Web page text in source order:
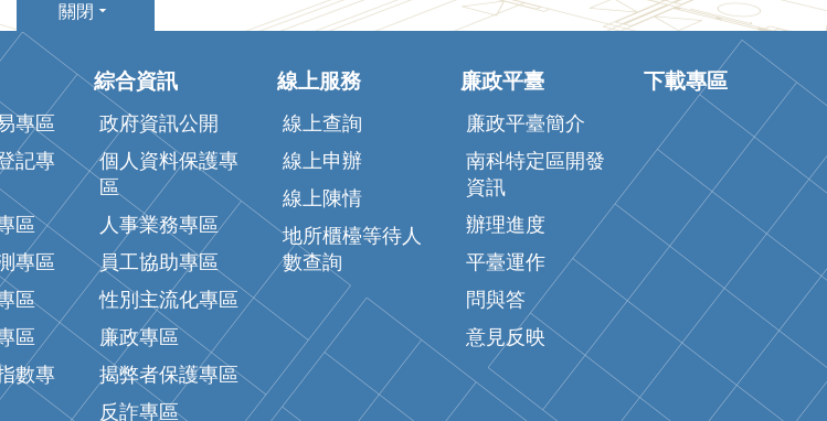
關閉
專區
記專
區
專區
區
區
數專
綜合資訊
政府資訊公開
個人資料保護專
區
人事業務專區
員工協助專區
性別主流化專區
廉政專區
揭弊者保護專區
反詐專區
線上服務
線上查詢
線上申辦
線上陳情
地所櫃檯等待人
數查詢
廉政平臺
廉政平臺簡介
南科特定區開發
資訊
辦理進度
平臺運作
問與答
意見反映
下載專區